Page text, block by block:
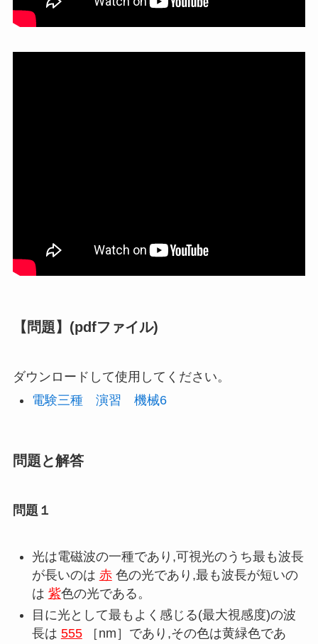
【問題】(pdfファイル)
ダウンロードして使用してください。
電験三種 演習 機械6
問題と解答
問題１
光は電磁波の一種であり ,可視光のうち最も波長
が長いのは 赤色の光であり ,最も波長が短いの
は 紫色の光である。
目に光として最もよく感じる(最大視感度)の波
長は 555 ［nm］であり ,その色は黄緑色であ